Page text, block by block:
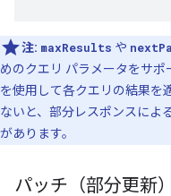
注: maxResults や
めのクエリ パラメータをサ
を使用して各クエリの結果を
ないと、部分レスポンスによ
があります。
パッチ（部分更新）